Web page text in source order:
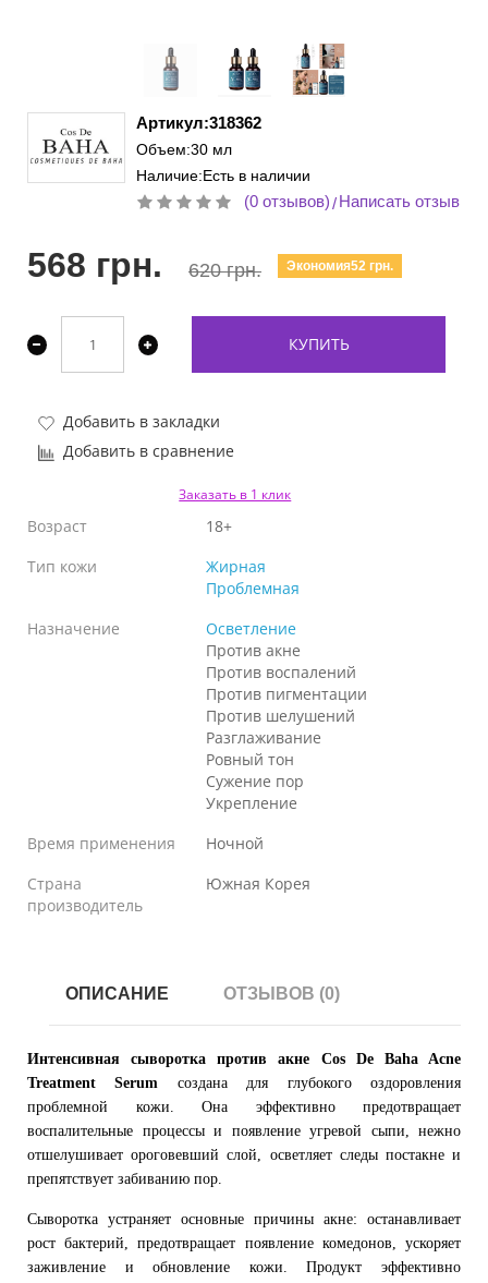
Артикул:318362
Объем:30 мл
Наличие:Есть в наличии
(0 отзывов)/Написать отзыв
568 грн. 620 грн. Экономия52 грн.
КУПИТЬ
Добавить в закладки
Добавить в сравнение
Заказать в 1 клик
Возраст
18+
Тип кожи
Жирная
Проблемная
Назначение
Осветление
Против акне
Против воспалений
Против пигментации
Против шелушений
Разглаживание
Ровный тон
Сужение пор
Укрепление
Время применения
Ночной
Страна
производитель
Южная Корея
ОПИСАНИЕ ОТЗЫВОВ (0)
Интенсивная сыворотка против акне Cos De Baha Acne
Treatment Serum создана для глубокого оздоровления
проблемной кожи. Она эффективно предотвращает
воспалительные процессы и появление угревой сыпи, нежно
отшелушивает ороговевший слой, осветляет следы постакне и
препятствует забиванию пор.
Сыворотка устраняет основные причины акне: останавливает
рост бактерий, предотвращает появление комедонов, ускоряет
заживление и обновление кожи. Продукт эффективно